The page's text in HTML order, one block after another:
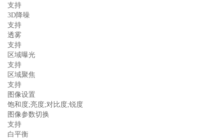
支持
3D降噪
支持
透雾
支持
区域曝光
支持
区域聚焦
支持
图像设置
饱和度;亮度;对比度;锐度
图像参数切换
支持
白平衡